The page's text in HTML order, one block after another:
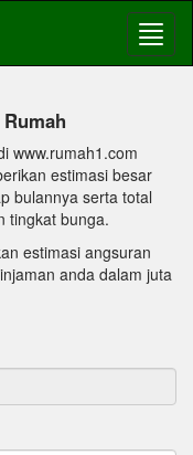
www.rumah1.com
estimasi besar
bulannya serta total
tingkat bunga.
estimasi angsuran
anda dalam juta